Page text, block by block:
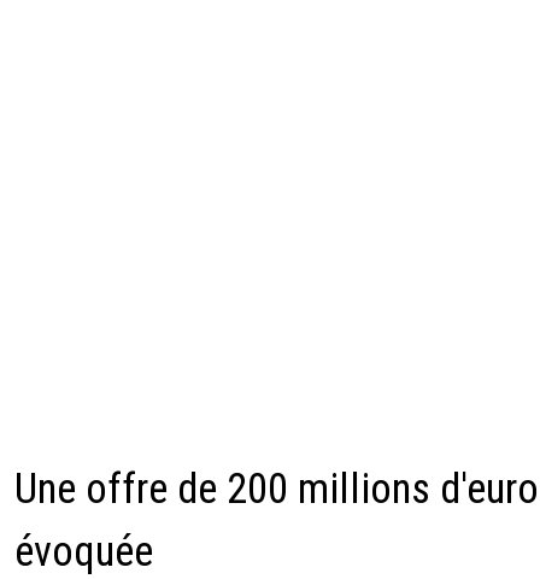
Une offre de 200 millions
évoquée